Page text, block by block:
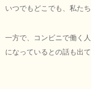
いつでもどこでも、私た
一方で、コンビニで働く
になっているとの話も出